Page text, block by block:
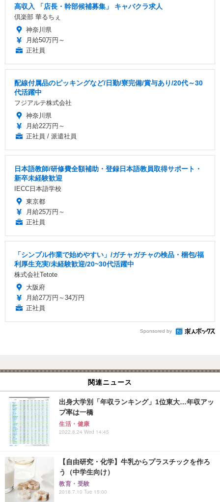
高収入 「店長・幹部候補募集」 キャバクラ求人
倶楽部 華るちぇ
神奈川県
月給50万円～
正社員
配線付属品のピッキングなど/日勤/寮完備/賞与あり/20代～30
代活躍中
フジアルテ株式会社
神奈川県
月給22万円～
正社員 / 派遣社員
日本語教師/研修費全額補助・登録日本語教員取得サポート・
新卒未経験歓迎
IECC日本語学校
東京都
月給25万円～
正社員
「シンプル作業で始めやすい」/ガチャガチャの検品・梱包/福
利厚生充実/未経験歓迎/20~30代活躍中
株式会社Tetote
大阪府
月給27万円～34万円
正社員
Sponsored by
関連ニュース
出身大学別「年収ランキング」1位東大…年収アッ
プ率は一橋
生活・健康
2022.8.24 Wed 14:45
【自由研究・化学】牛乳からプラスチックを作ろ
う（中学生向け）
教育・受験
2018.7.10 Tue 15:00